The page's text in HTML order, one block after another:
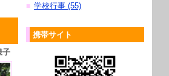
子
■ 学校行事 (55)
携帯サイト